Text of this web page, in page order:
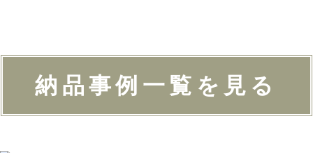
納品事例一覧を見る